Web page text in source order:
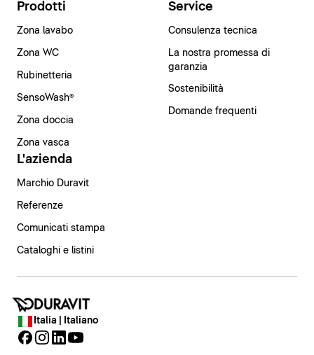
Prodotti
Zona lavabo
Zona WC
Rubinetteria
SensoWash®
Zona doccia
Zona vasca
Service
Consulenza tecnica
La nostra promessa di
garanzia
Sostenibilità
Domande frequenti
L'azienda
Marchio Duravit
Referenze
Comunicati stampa
Cataloghi e listini
Italia | Italiano